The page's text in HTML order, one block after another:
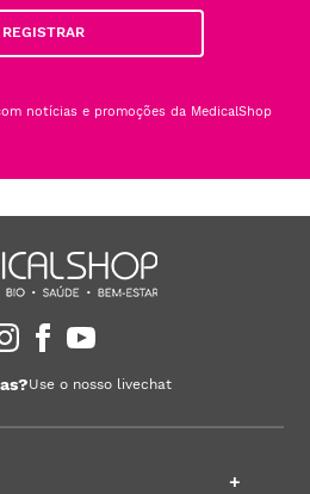
REGISTRAR
notícias e promoções da MedicalShop
Use o nosso livechat
+